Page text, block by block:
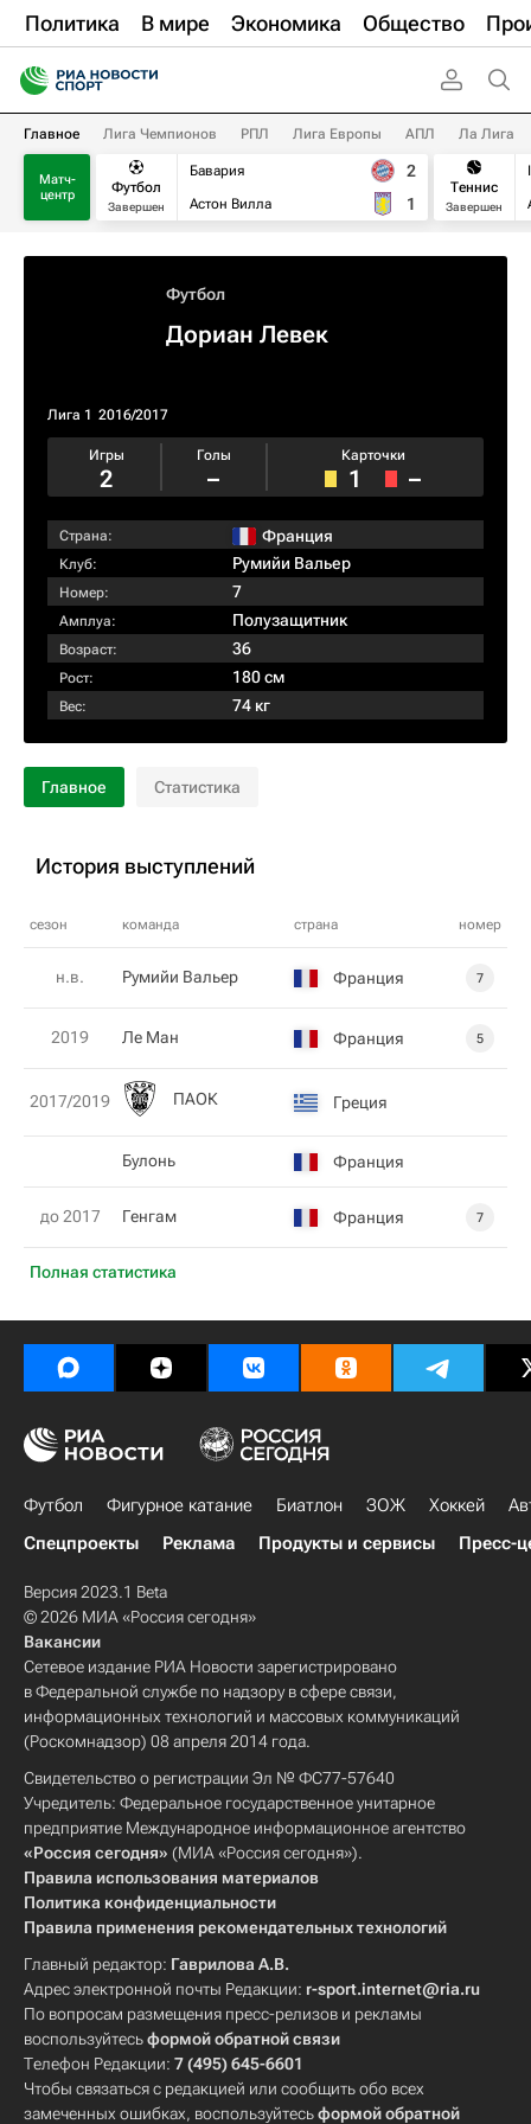
Политика В мире Экономика Общество
Главное Лига Чемпионов РПЛ Лига Европы АПЛ Ла Лига
Матч-
центр
Футбол
Завершен
Бавария
Астон Вилла
2
1
Теннис
Завершен
Футбол
Дориан Левек
Лига 1 2016/2017
Игры
2
Голы
–
Карточки
1 –
Страна: Франция
Клуб: Румийи Вальер
Номер: 7
Амплуа: Полузащитник
Возраст: 36
Рост: 180 см
Вес: 74 кг
Главное Статистика
История выступлений
сезон команда страна номер
Полная статистика
н.в. Румийи Вальер Франция 7
2019 Ле Ман Франция 5
2017/2019 ПАОК Греция
Булонь Франция
до 2017 Генгам Франция 7
Футбол Фигурное катание Биатлон ЗОЖ Хоккей
Спецпроекты
Реклама Продукты и сервисы Пресс-
Версия 2023.1 Beta
© 2026 МИА «Россия сегодня»
Вакансии
Сетевое издание РИА Новости зарегистрировано
в Федеральной службе по надзору в сфере связи,
информационных технологий и массовых коммуникаций
(Роскомнадзор) 08 апреля 2014 года.
Свидетельство о регистрации Эл № ФС77-57640
Учредитель: Федеральное государственное унитарное
предприятие Международное информационное агентство
«Россия сегодня» (МИА «Россия сегодня»).
Правила использования материалов
Политика конфиденциальности
Правила применения рекомендательных технологий
Главный редактор: Гаврилова А.В.
Адрес электронной почты Редакции: r-sport.internet@ria.ru
По вопросам размещения пресс-релизов и рекламы
воспользуйтесьформой обратной связи
Телефон Редакции: 7 (495) 645-6601
Чтобы связаться с редакцией или сообщить обо всех
замеченных ошибках, воспользуйтесьформой обратной